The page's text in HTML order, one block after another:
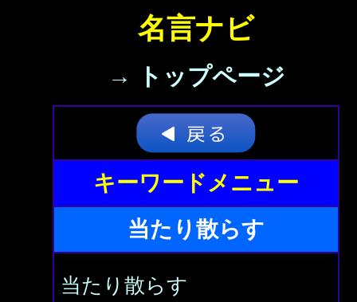
名言ナビ
→ トップページ
キーワードメニュー
当たり散らす
当たり散らす